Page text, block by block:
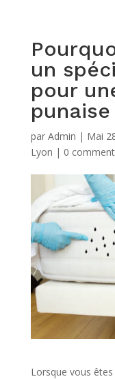
un
pour
par Admin | Mai
Lyon | 0
Lorsque vous